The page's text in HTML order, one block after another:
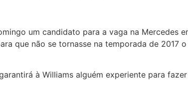
um candidato para a vaga na Mercedes
que não se tornasse na temporada de 2017
à Williams alguém experiente para